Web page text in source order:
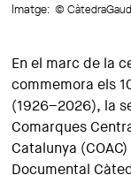
Imatge: ©
En el marc de la
commemora els
(1926–2026), la
Comarques
Catalunya
Documental